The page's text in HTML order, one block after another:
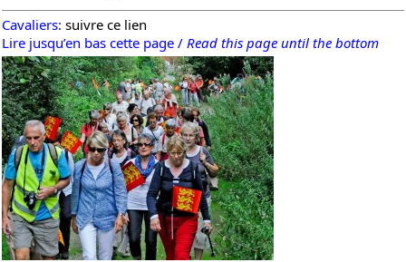
Cavaliers:suivre ce lien
Lire jusqu’en bas cette page / Read this page until the bottom